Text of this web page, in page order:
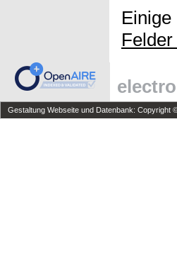
Gestaltung Webseite und Datenbank: Copyright